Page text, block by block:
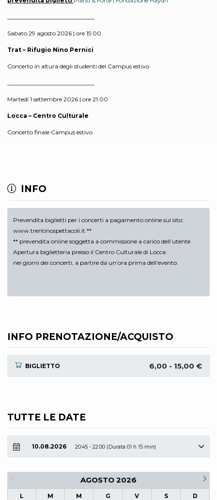
Sabato 29 agosto 2026 | ore 15:00
Trat – Rifugio Nino Pernici
Concerto in altura degli studenti del Campus estivo
Martedì 1 settembre 2026 | ore 21:00
Locca – Centro Culturale
Concerto finale Campus estivo
INFO
Prevendita biglietti per i concerti a pagamento online sul sito:
www.trentinospettacoli.it **
** prevendita online soggetta a commissione a carico dell’utente
Apertura biglietteria presso il Centro Culturale di Locca:
nei giorni dei concerti, a partire da un’ora prima dell’evento.
INFO PRENOTAZIONE/ACQUISTO
BIGLIETTO 6,00 - 15,00 €
TUTTE LE DATE
10.08.2026 20:45 - 22:00 (Durata 01 h 15 min)
AGOSTO 2026
L M M G V S D